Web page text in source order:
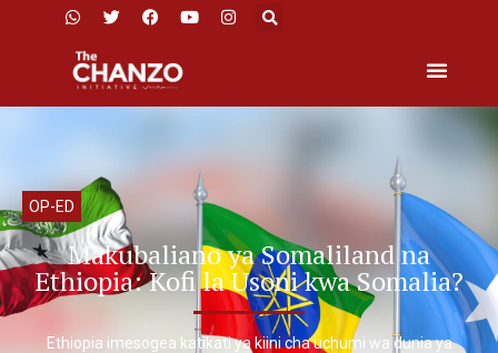
OP-ED
Makubaliano ya Somaliland na
Ethiopia: Kofi la Usoni kwa Somalia?
Ethiopia imesogea katikati ya kiini cha uchumi wa dunia ya